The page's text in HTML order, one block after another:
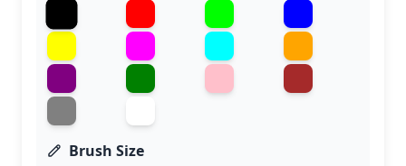
Brush Size